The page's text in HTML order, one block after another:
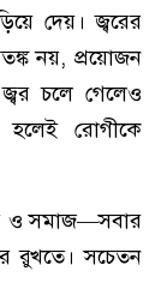
দেয়। জ্বরের
নয়, প্রয়োজন
চলে গেলেও
রোগীকে
ও সমাজ—সবার
রুখতে। সচেতন